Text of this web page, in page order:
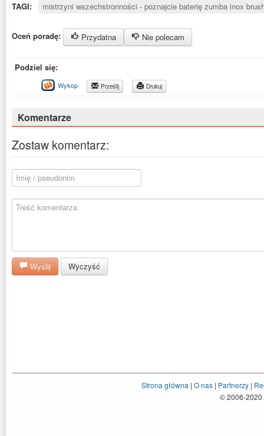
TAGI: mistrzyni wszechstronności - poznajcie baterię zumba inox
Oceń poradę: Przydatna Nie polecam
Podziel się:
Wykop Prześlij Drukuj
Komentarze
Zostaw komentarz:
Wyślij Wyczyść
Strona główna | O nas| Partnerzy|
© 2006-2020